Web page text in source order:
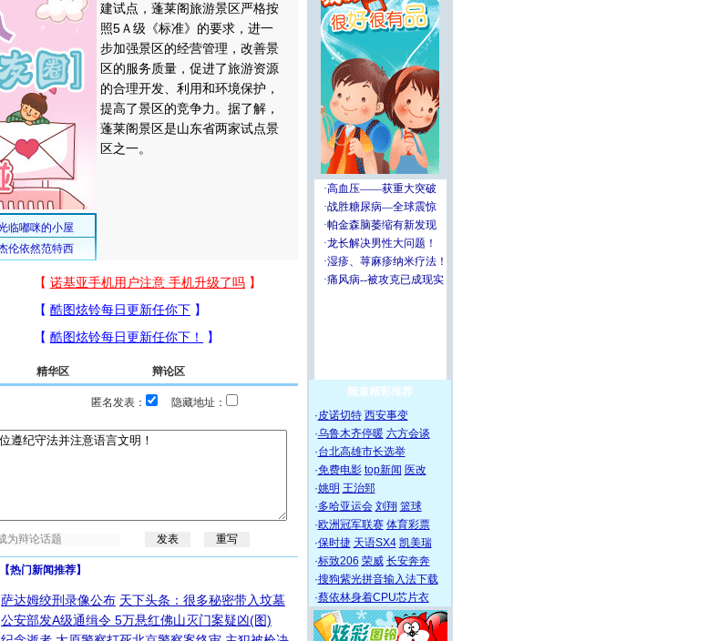
建试点，蓬莱阁旅游景区严格按
照5Ａ级《标准》的要求，进一
步加强景区的经营管理，改善景
区的服务质量，促进了旅游资源
的合理开发、利用和环境保护，
提高了景区的竞争力。据了解，
蓬莱阁景区是山东省两家试点景
区之一。
精华区 辩论区
匿名发表：
隐藏地址：
【热门新闻推荐】
萨达姆绞刑录像公布 天下头条：很多秘密带入坟墓
公安部发A级通缉令 5万悬红佛山灭门案疑凶(图)
频道精彩推荐
·皮诺切特 西安事变
·乌鲁木齐停暖 六方会谈
·台北高雄市长选举
·免费电影 top新闻 医改
·姚明 王治郅
·多哈亚运会 刘翔 篮球
·欧洲冠军联赛 体育彩票
·保时捷 天语SX4 凯美瑞
·标致206 荣威 长安奔奔
·搜狗紫光拼音输入法下载
·蔡依林身着CPU芯片衣